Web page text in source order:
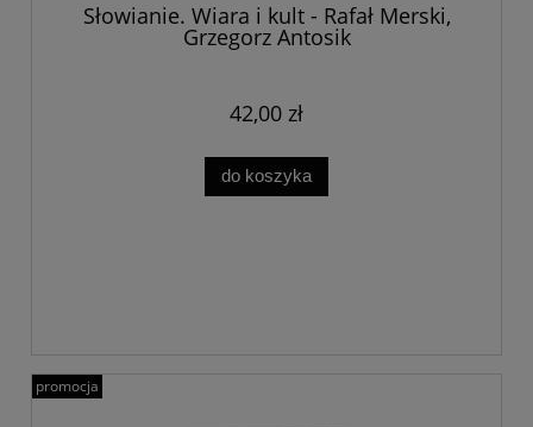
Słowianie. Wiara i kult - Rafał Merski,
Grzegorz Antosik
42,00 zł
do koszyka
promocja